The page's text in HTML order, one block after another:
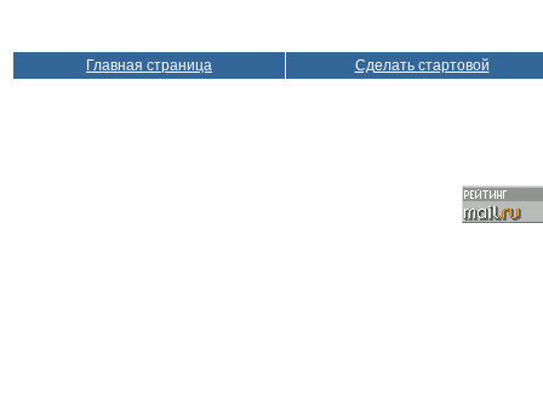
Главная страница Сделать стартовой